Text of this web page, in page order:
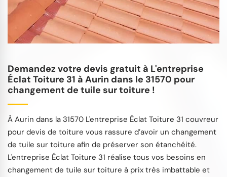
Demandez votre devis gratuit à L'entreprise
Éclat Toiture 31 à Aurin dans le 31570 pour
changement de tuile sur toiture !
À Aurin dans la 31570 L'entreprise Éclat Toiture 31 couvreur
pour devis de toiture vous rassure d’avoir un changement
de tuile sur toiture afin de préserver son étanchéité.
L'entreprise Éclat Toiture 31 réalise tous vos besoins en
changement de tuile sur toiture à prix très imbattable et